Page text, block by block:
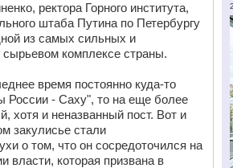
ректора Горного института,
штаба Путина по Петербургу
из самых сильных и
комплексе страны.
время постоянно куда-то
России - Саху", то на еще более
хотя и неназванный пост. Вот и
закулисье стали
о том, что он сосредоточился на
власти, которая призвана в